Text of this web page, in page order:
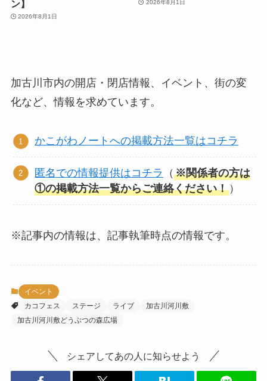
ン】
2026年8月1日
2026年8月1日
加古川市内の開店・閉店情報、イベント、街の変
化など、情報を求めています。
かこがわノートへの掲載方法一覧はコチラ
匿名での情報提供はコチラ （※関係者の方は
①の掲載方法一覧からご連絡ください！ ）
※記事内の情報は、記事執筆時点の情報です。
イベント
カコフェス
ステージ ライブ
加古川河川敷
加古川河川敷どうぶつの森広場
シェアしてあの人に知らせよう